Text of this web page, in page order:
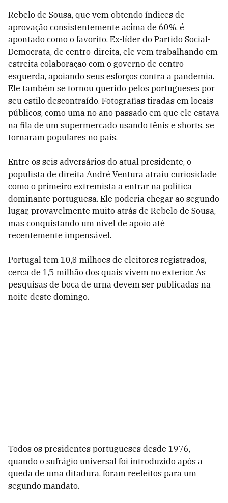
Rebelo de Sousa, que vem obtendo índices de
aprovação consistentemente acima de 60%, é
apontado como o favorito. Ex-líder do Partido Social-
Democrata, de centro-direita, ele vem trabalhando em
estreita colaboração com o governo de centro-
esquerda, apoiando seus esforços contra a pandemia.
Ele também se tornou querido pelos portugueses por
seu estilo descontraído. Fotografias tiradas em locais
públicos, como uma no ano passado em que ele estava
na fila de um supermercado usando tênis e shorts, se
tornaram populares no país.
Entre os seis adversários do atual presidente, o
populista de direita André Ventura atraiu curiosidade
como o primeiro extremista a entrar na política
dominante portuguesa. Ele poderia chegar ao segundo
lugar, provavelmente muito atrás de Rebelo de Sousa,
mas conquistando um nível de apoio até
recentemente impensável.
Portugal tem 10,8 milhões de eleitores registrados,
cerca de 1,5 milhão dos quais vivem no exterior. As
pesquisas de boca de urna devem ser publicadas na
noite deste domingo.
Todos os presidentes portugueses desde 1976,
quando o sufrágio universal foi introduzido após a
queda de uma ditadura, foram reeleitos para um
segundo mandato.